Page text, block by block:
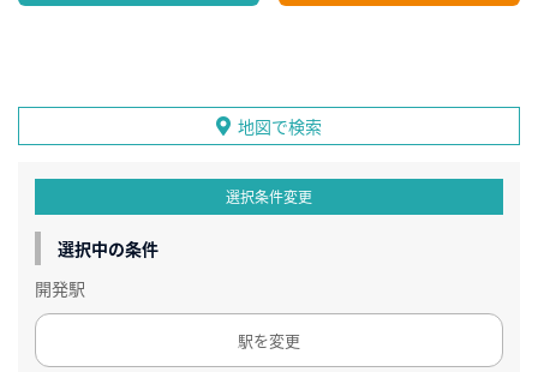
地図で検索
選択条件変更
選択中の条件
開発駅
駅を変更